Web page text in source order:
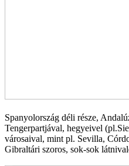
Spanyolország déli része,
Tengerpartjával, hegyeivel
városaival, mint pl. Sevilla,
Gibraltári szoros, sok-sok